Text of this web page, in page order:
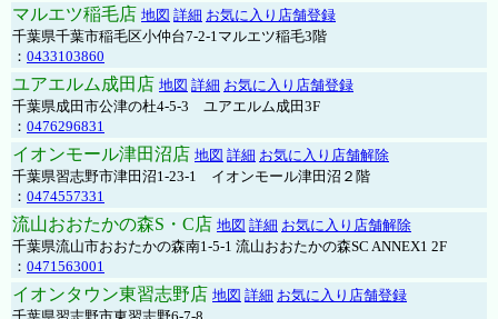
マルエツ稲毛店 地図 詳細 お気に入り店舗登録
千葉県千葉市稲毛区小仲台7-2-1マルエツ稲毛3階
： 0433103860
ユアエルム成田店 地図 詳細 お気に入り店舗登録
千葉県成田市公津の杜4-5-3 ユアエルム成田3F
： 0476296831
イオンモール津田沼店 地図 詳細 お気に入り店舗解除
千葉県習志野市津田沼1-23-1 イオンモール津田沼２階
： 0474557331
流山おおたかの森S・C店 地図 詳細 お気に入り店舗解除
千葉県流山市おおたかの森南1-5-1 流山おおたかの森SC ANNEX1 2F
： 0471563001
イオンタウン東習志野店 地図 詳細 お気に入り店舗登録